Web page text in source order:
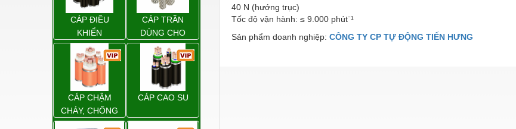
Dụng cụ cầm tay
Dụng cụ cắt gọt
Dụng cụ điện
Dụng cụ đo
Gỗ - Trang thiết bị
Hàn cắt - Thiết bị
CÁP ĐIỀU
KHIỂN
CÁP TRẦN
DÙNG CHO
ĐƯỜNG DÂY
TẢI ĐIỆN TRÊN
KHÔNG
CÁP CHẬM
CHÁY, CHỐNG
CHÁY
CÁP CAO SU
40 N (hướng trục)
Tốc độ vận hành: ≤ 9.000 phút⁻¹
Sản phẩm doanh nghiệp: CÔNG TY CP TỰ ĐỘNG TIẾN HƯNG